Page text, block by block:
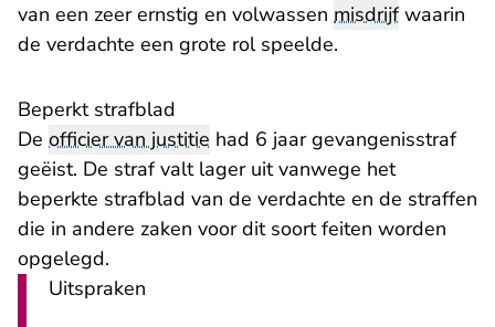
van een zeer ernstig en volwassen misdrijfwaarin
de verdachte een grote rol speelde.
Beperkt strafblad
De officier van justitie had 6 jaar gevangenisstraf
geëist. De straf valt lager uit vanwege het
beperkte strafblad van de verdachte en de straffen
die in andere zaken voor dit soort feiten worden
opgelegd.
Uitspraken